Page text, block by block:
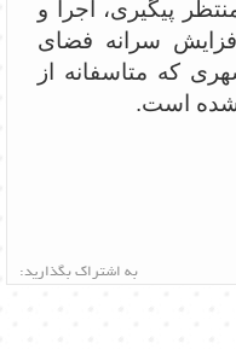
پیگیری، اجرا و
سرانه فضای
که متاسفانه از
شده است.
به اشتراک بگذارید: